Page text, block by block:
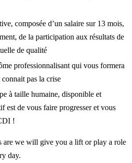
composée d’un salaire sur 13 mois,
de la participation aux résultats de
de qualité
professionnalisant qui vous formera
pas la crise
à taille humaine, disponible et
est de vous faire progresser et vous
!
are we will give you a lift or play a role
day.